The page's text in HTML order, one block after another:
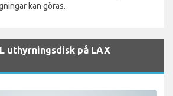
kan göras.
uthyrningsdisk på LAX